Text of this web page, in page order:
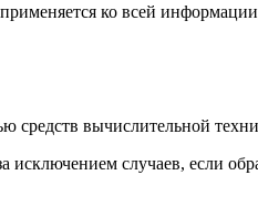
ко всей
средств вычислительной
случаев, если